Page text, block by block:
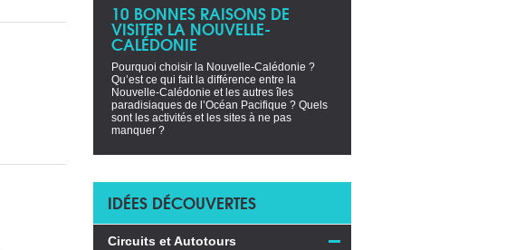
10 BONNES RAISONS DE
VISITER LA NOUVELLE-
CALÉDONIE
Pourquoi choisir la Nouvelle-Calédonie ?
Qu’est ce qui fait la différence entre la
Nouvelle-Calédonie et les autres îles
paradisiaques de l’Océan Pacifique ? Quels
sont les activités et les sites à ne pas
manquer ?
IDÉES DÉCOUVERTES
Circuits et Autotours